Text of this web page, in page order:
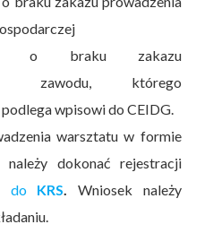
o braku zakazu
zawodu, którego
wpisowi do CEIDG.
warsztatu w formie
należy dokonać rejestracji
do KRS
Wniosek należy